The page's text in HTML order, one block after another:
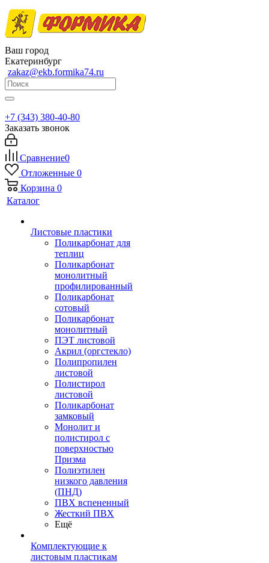
Ваш город
Екатеринбург
zakaz@ekb.formika74.ru
+7 (343) 380-40-80
Заказать звонок
Сравнение0
Отложенные 0
Корзина 0
Каталог
Листовые пластики
Поликарбонат для
теплиц
Поликарбонат
монолитный
профилированный
Поликарбонат
сотовый
Поликарбонат
монолитный
ПЭТ листовой
Акрил (оргстекло)
Полипропилен
листовой
Полистирол
листовой
Поликарбонат
замковый
Монолит и
полистирол с
поверхностью
Призма
Полиэтилен
низкого давления
(ПНД)
ПВХ вспененный
Жесткий ПВХ
Ещё
Комплектующие к
листовым пластикам